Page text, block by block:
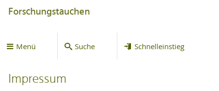
Forschungstauchen
Menü Suche Schnelleinstieg
Impressum